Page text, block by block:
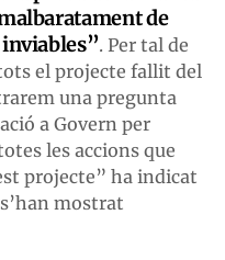
de
. Per tal de
el projecte fallit del
una pregunta
a Govern per
les accions que
projecte” ha indicat
mostrat